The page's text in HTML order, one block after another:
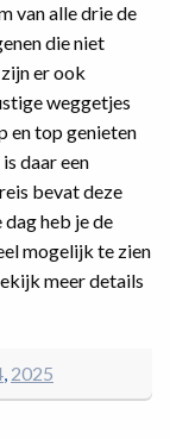
van alle drie de
die niet
er ook
weggetjes
en top genieten
daar een
bevat deze
heb je de
mogelijk te zien
meer details
2025